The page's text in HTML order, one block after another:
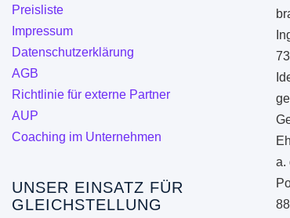
Preisliste
Impressum
Datenschutzerklärung
AGB
Richtlinie für externe Partner
AUP
Coaching im Unternehmen
UNSER EINSATZ FÜR
GLEICHSTELLUNG
a.